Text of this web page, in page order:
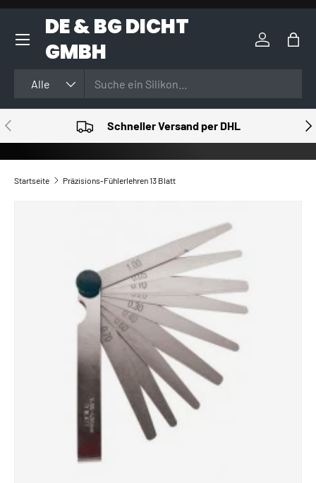
DIREKT ZUM INHALT
DE & BG DICHT
GMBH
Alle
Einloggen
VORHERIGE Schneller Versand per DHL
Startseite Präzisions-Fühlerlehren 13 Blatt
ZU PRODUKTINFORMATIONEN SPRINGEN